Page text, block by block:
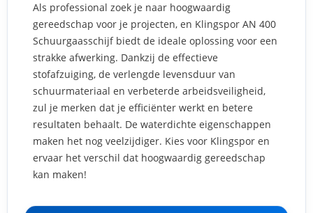
Als professional zoek je naar hoogwaardig
gereedschap voor je projecten, en Klingspor AN 400
Schuurgaasschijf biedt de ideale oplossing voor een
strakke afwerking. Dankzij de effectieve
stofafzuiging, de verlengde levensduur van
schuurmateriaal en verbeterde arbeidsveiligheid,
zul je merken dat je efficiënter werkt en betere
resultaten behaalt. De waterdichte eigenschappen
maken het nog veelzijdiger. Kies voor Klingspor en
ervaar het verschil dat hoogwaardig gereedschap
kan maken!